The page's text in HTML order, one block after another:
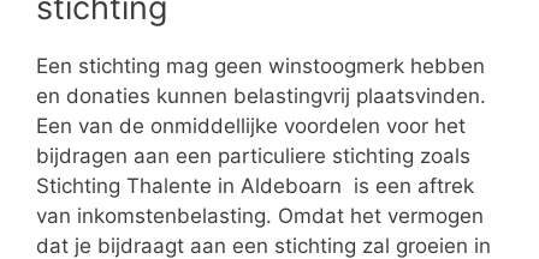
Een stichting mag geen winstoogmerk hebben
en donaties kunnen belastingvrij plaatsvinden.
Een van de onmiddellijke voordelen voor het
bijdragen aan een particuliere stichting zoals
Stichting Thalente in Aldeboarn is een aftrek
van inkomstenbelasting. Omdat het vermogen
dat je bijdraagt aan een stichting zal groeien in